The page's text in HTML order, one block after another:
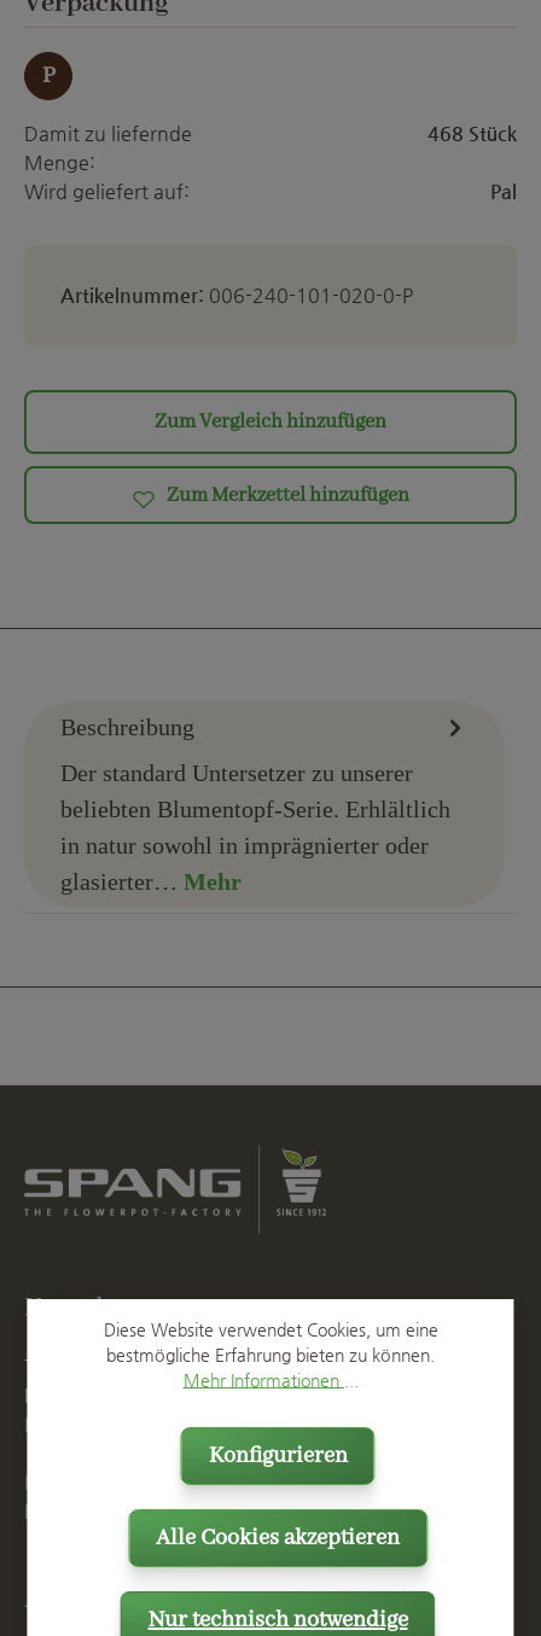
P
Damit zu liefernde
Menge:
468 Stück
Wird geliefert auf: Pal
Artikelnummer: 006-240-101-020-0-P
Zum Vergleich hinzufügen
Zum Merkzettel hinzufügen
Beschreibung
Der standard Untersetzer zu unserer
beliebten Blumentopf-Serie. Erhlältlich
in natur sowohl in imprägnierter oder
glasierter… Mehr
Kontakt
T
+49 2623 887 0
F
+49 2623 887 149
E
Mo. - Do. 07:15 - 16:00 Uhr
Fr. bis 14:00 Uhr
Anschrift
Diese Website verwendet Cookies, um eine
bestmögliche Erfahrung bieten zu können.
Mehr Informationen ...
Nur technisch notwendige
Konfigurieren
Alle Cookies akzeptieren